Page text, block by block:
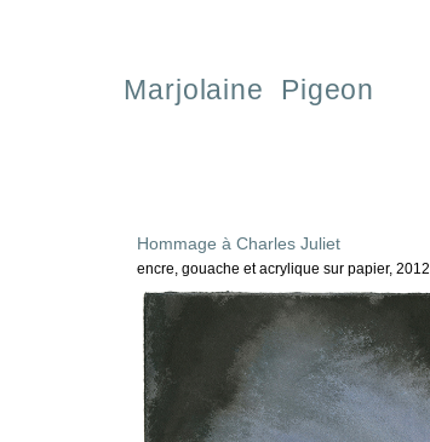
Marjolaine Pigeon
Hommage à Charles Juliet
encre, gouache et acrylique sur papier, 2012